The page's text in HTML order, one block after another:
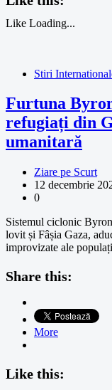
Like Loading...
Stiri
Furtuna
refugiați din
umanitară
Ziare pe Scurt
12 decembrie
0
Sistemul ciclonic
lovit și Fâșia Gaza,
improvizate ale
Share this:
More
Like this: